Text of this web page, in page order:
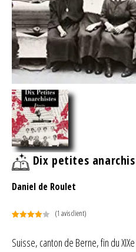
Dix petites
Daniel de Roulet
basé
(1 avis client)
Suisse, canton de Berne, fin du